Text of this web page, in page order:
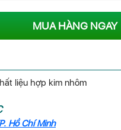
MUA HÀNG NGAY
liệu hợp kim nhôm
Hồ Chí Minh